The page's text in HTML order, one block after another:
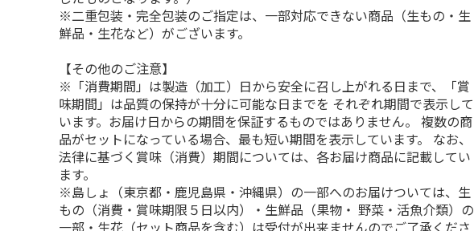
※二重包装・完全包装のご指定は、一部対応できない商品（生もの・生
鮮品・生花など）がございます。
【その他のご注意】
※「消費期間」は製造（加工）日から安全に召し上がれる日まで、「賞
味期間」は品質の保持が十分に可能な日までを それぞれ期間で表示して
います。お届け日からの期間を保証するものではありません。 複数の商
品がセットになっている場合、最も短い期間を表示しています。 なお、
法律に基づく賞味（消費）期間については、各お届け商品に記載してい
ます。
※島しょ（東京都・鹿児島県・沖縄県）の一部へのお届けついては、生
もの（消費・賞味期限５日以内）・生鮮品（果物・ 野菜・活魚介類）の
一部・生花（セット商品を含む）は受付が出来ませんのでご了承くださ